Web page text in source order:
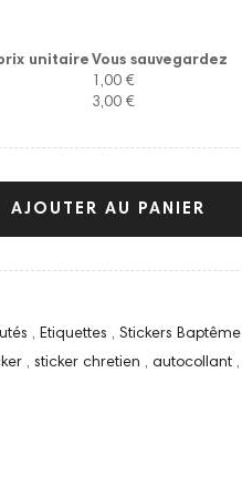
unitaire Vous sauvegardez
1,00 €
3,00 €
AJOUTER AU PANIER
, Etiquettes , Stickers Baptême
, sticker chretien , autocollant ,